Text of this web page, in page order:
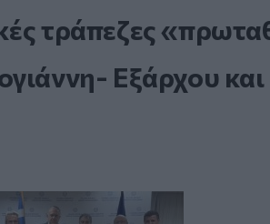
τράπεζες
Εξάρχου